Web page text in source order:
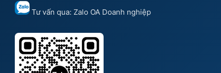
Tư vấn qua: Zalo OA Doanh nghiệp